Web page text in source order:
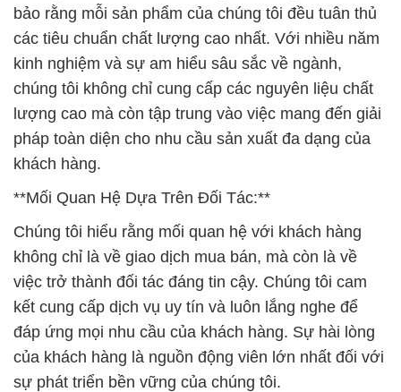
bảo rằng mỗi sản phẩm của chúng tôi đều tuân thủ
các tiêu chuẩn chất lượng cao nhất. Với nhiều năm
kinh nghiệm và sự am hiểu sâu sắc về ngành,
chúng tôi không chỉ cung cấp các nguyên liệu chất
lượng cao mà còn tập trung vào việc mang đến giải
pháp toàn diện cho nhu cầu sản xuất đa dạng của
khách hàng.
**Mối Quan Hệ Dựa Trên Đối Tác:**
Chúng tôi hiểu rằng mối quan hệ với khách hàng
không chỉ là về giao dịch mua bán, mà còn là về
việc trở thành đối tác đáng tin cậy. Chúng tôi cam
kết cung cấp dịch vụ uy tín và luôn lắng nghe để
đáp ứng mọi nhu cầu của khách hàng. Sự hài lòng
của khách hàng là nguồn động viên lớn nhất đối với
sự phát triển bền vững của chúng tôi.